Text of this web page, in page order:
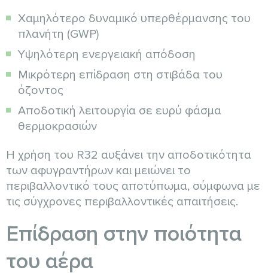
Χαμηλότερο δυναμικό υπερθέρμανσης του
πλανήτη (GWP)
Υψηλότερη ενεργειακή απόδοση
Μικρότερη επίδραση στη στιβάδα του
όζοντος
Αποδοτική λειτουργία σε ευρύ φάσμα
θερμοκρασιών
Η χρήση του R32 αυξάνει την αποδοτικότητα
των αφυγραντήρων και μειώνει το
περιβαλλοντικό τους αποτύπωμα, σύμφωνα με
τις σύγχρονες περιβαλλοντικές απαιτήσεις.
Επίδραση στην ποιότητα
του αέρα